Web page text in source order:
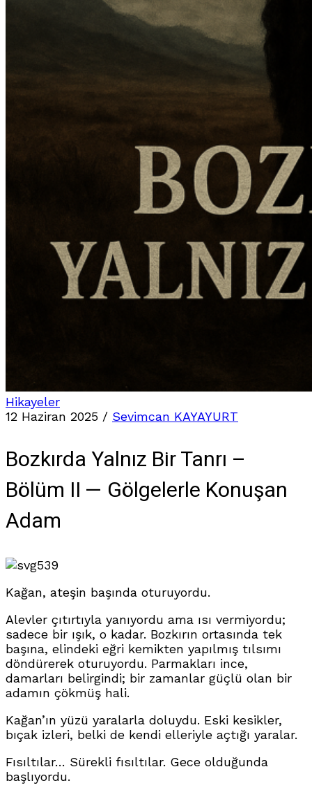
Hikayeler
12 Haziran 2025 / Sevimcan KAYAYURT
Bozkırda Yalnız Bir Tanrı –
Bölüm II — Gölgelerle Konuşan
Adam
539
Kağan, ateşin başında oturuyordu.
Alevler çıtırtıyla yanıyordu ama ısı vermiyordu;
sadece bir ışık, o kadar. Bozkırın ortasında tek
başına, elindeki eğri kemikten yapılmış tılsımı
döndürerek oturuyordu. Parmakları ince,
damarları belirgindi; bir zamanlar güçlü olan bir
adamın çökmüş hali.
Kağan’ın yüzü yaralarla doluydu. Eski kesikler,
bıçak izleri, belki de kendi elleriyle açtığı yaralar.
Fısıltılar… Sürekli fısıltılar. Gece olduğunda
başlıyordu.